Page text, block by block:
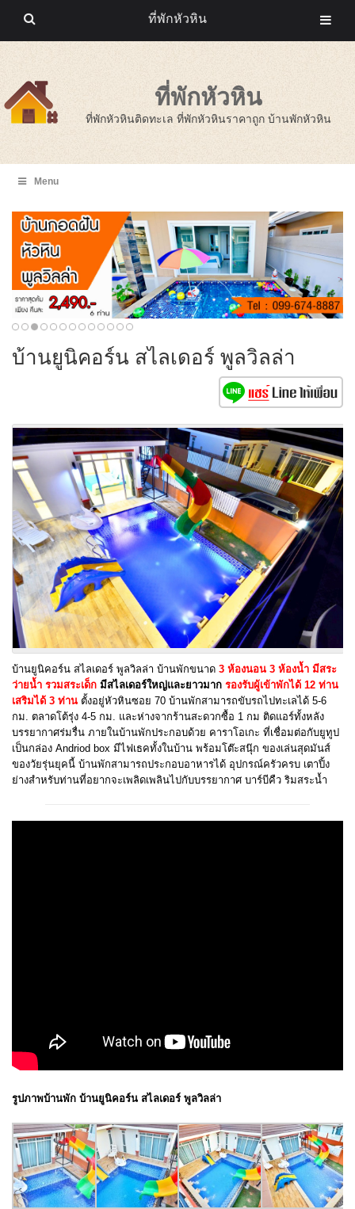
ที่พักหัวหิน
ที่พักหัวหินติดทะเล ที่พักหัวหินราคาถูก บ้านพักหัวหิน
Menu
บ้านยูนิคอร์น สไลเดอร์ พูลวิลล่า
บ้านยูนิคอร์น สไลเดอร์ พูลวิลล่า บ้านพักขนาด 3 ห้องนอน 3 ห้องน้ำ มีสระ
ว่ายน้ำ รวมสระเด็ก มีสไลเดอร์ใหญ่และยาวมาก รองรับผู้เข้าพักได้ 12 ท่าน
เสริมได้ 3 ท่าน ตั้งอยู่หัวหินซอย 70 บ้านพักสามารถขับรถไปทะเลได้ 5-6
กม. ตลาดโต้รุ่ง 4-5 กม. และห่างจากร้านสะดวกซื้อ 1 กม ติดแอร์ทั้งหลัง
บรรยากาศร่มรื่น ภายในบ้านพักประกอบด้วย คาราโอเกะ ที่เชื่อมต่อกับยูทูป
เป็นกล่อง Andriod box มีไฟเธคทั้งในบ้าน พร้อมโต๊ะสนุ๊ก ของเล่นสุดมันส์
ของวัยรุ่นยุคนี้ บ้านพักสามารถประกอบอาหารได้ อุปกรณ์ครัวครบ เตาปิ้ง
ย่างสำหรับท่านที่อยากจะเพลิดเพลินไปกับบรรยากาศ บาร์บีคืว ริมสระน้ำ
รูปภาพบ้านพัก บ้านยูนิคอร์น สไลเดอร์ พูลวิลล่า
ที่พักหัวหิน